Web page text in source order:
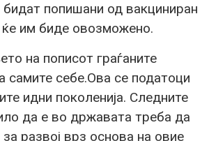
бидат попишани од вакциниран
им биде овозможено.
на пописот граѓаните
самите себе.Ова се податоци
идни поколенија. Следните
да е во државата треба да
развој врз основа на овие